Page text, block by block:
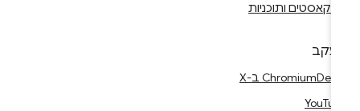
ותוכניות